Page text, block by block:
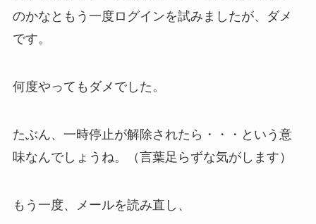
のかなともう一度ログインを試みましたが、ダメ
です。
何度やってもダメでした。
たぶん、一時停止が解除されたら・・・という意
味なんでしょうね。（言葉足らずな気がします）
もう一度、メールを読み直し、